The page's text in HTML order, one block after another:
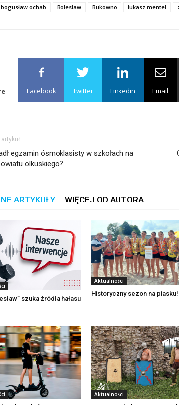
bogusław ochab Bolesław Bukowno łukasz mentel
Facebook Twitter Linkedin Email
egzamin ósmoklasisty w szkołach na
olkuskiego?
ARTYKUŁY WIĘCEJ OD AUTORA
szuka źródła hałasu
Aktualności
Historyczny sezon na piasku!
Aktualności